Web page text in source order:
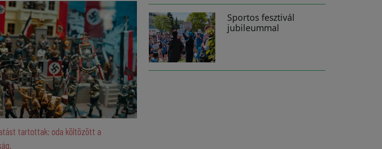
tartottak: oda költözött a
Sportos fesztivál
jubileummal